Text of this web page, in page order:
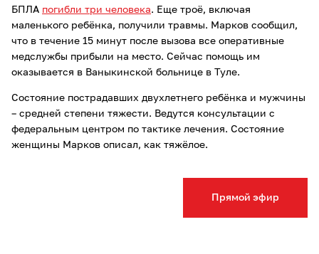
Прямой эфир
БПЛА погибли три человека. Еще троё, включая
маленького ребёнка, получили травмы. Марков сообщил,
что в течение 15 минут после вызова все оперативные
медслужбы прибыли на место. Сейчас помощь им
оказывается в Ваныкинской больнице в Туле.
Состояние пострадавших двухлетнего ребёнка и мужчины
– средней степени тяжести. Ведутся консультации с
федеральным центром по тактике лечения. Состояние
женщины Марков описал, как тяжёлое.